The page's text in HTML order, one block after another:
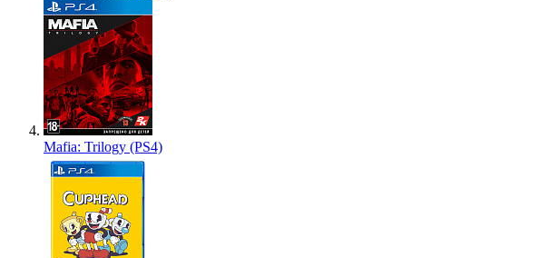
Mafia: Trilogy (PS4)